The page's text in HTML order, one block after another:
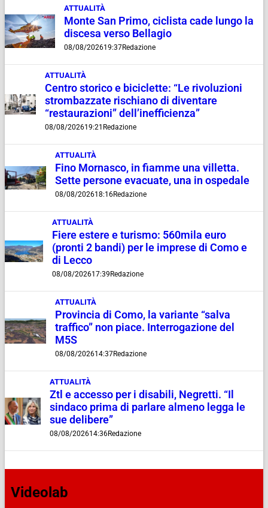
ATTUALITÀ
Monte San Primo, ciclista cade lungo la
discesa verso Bellagio
08/08/202619:37Redazione
ATTUALITÀ
Centro storico e biciclette: “Le rivoluzioni
strombazzate rischiano di diventare
“restaurazioni” dell’inefficienza”
08/08/202619:21 Redazione
ATTUALITÀ
Fino Mornasco, in fiamme una villetta.
Sette persone evacuate, una in ospedale
08/08/202618:16Redazione
ATTUALITÀ
Fiere estere e turismo: 560mila euro
(pronti 2 bandi) per le imprese di Como e
di Lecco
08/08/202617:39 Redazione
ATTUALITÀ
Provincia di Como, la variante “salva
traffico” non piace. Interrogazione del
M5S
08/08/202614:37Redazione
ATTUALITÀ
Ztl e accesso per i disabili, Negretti. “Il
sindaco prima di parlare almeno legga le
sue delibere”
08/08/202614:36Redazione
Videolab